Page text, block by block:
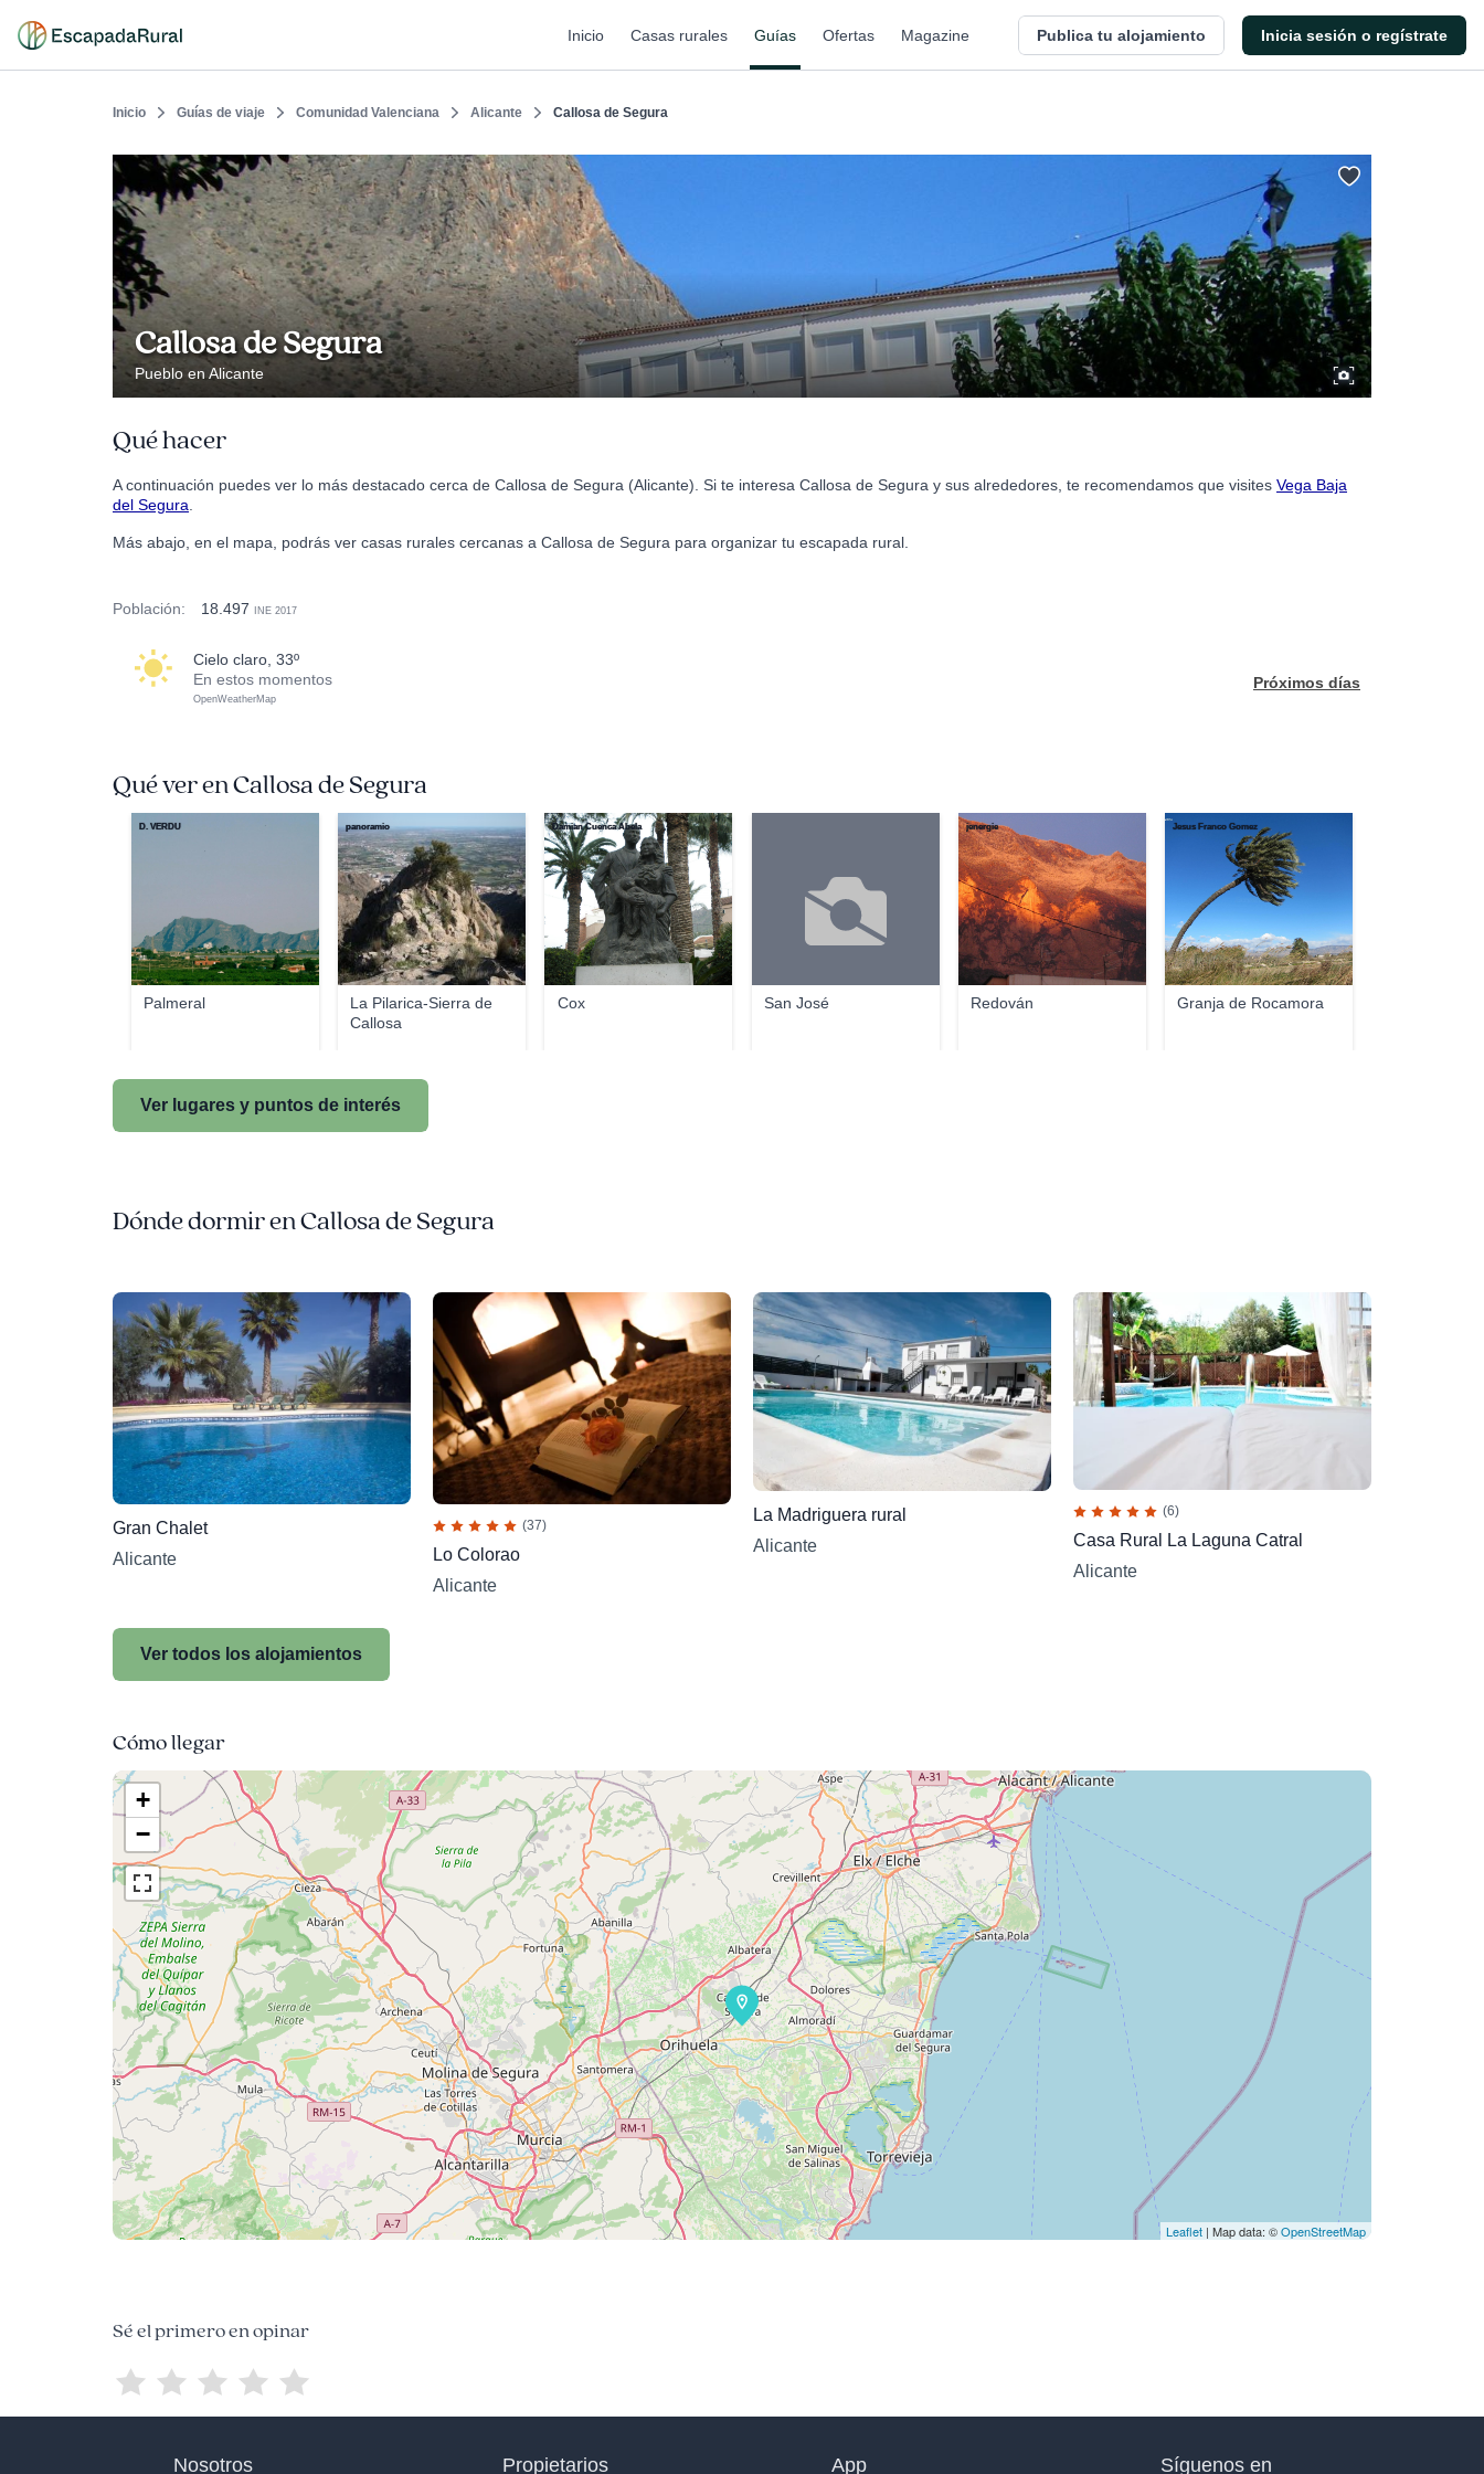
Inicio Casas rurales Guías Ofertas Magazine Publica tu alojamiento Inicia sesión o regístrate
Inicio Guías de viaje Comunidad Valenciana Alicante Callosa de Segura
Callosa de Segura
Pueblo en Alicante
Qué hacer
A continuación puedes ver lo más destacado cerca de Callosa de Segura (Alicante). Si te interesa Callosa de Segura y sus alrededores, te recomendamos que visites Vega Baja
del Segura
Más abajo, en el mapa, podrás ver casas rurales cercanas a Callosa de Segura para organizar tu escapada rural.
Población: 18.497 INE 2017
cielo claro, 33º
En estos momentos
OpenWeatherMap
Próximos días
Qué ver en Callosa de Segura
Palmeral
D. VERDU
La Pilarica-Sierra de
Callosa
panoramio
Cox
Damian Cuenca Abela
San José Redován
jenergie
Granja de Rocamora
Jesus Franco Gomez
Ver lugares y puntos de interés
Dónde dormir en Callosa de Segura
Gran Chalet
Alicante
(37)
Lo Colorao
Alicante
La Madriguera rural
Alicante
(6)
Casa Rural La Laguna Catral
Alicante
Ver todos los alojamientos
Cómo llegar
+
−
Leaflet | Map data: ©OpenStreetMap
Sé el primero en opinar
Nosotros Propietarios App Síguenos en